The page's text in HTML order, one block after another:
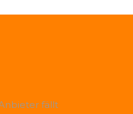
fällt